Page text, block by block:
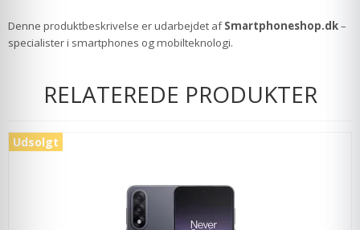
Denne produktbeskrivelse er udarbejdet afSmartphoneshop.dk–
specialister i smartphones og mobilteknologi.
RELATEREDE PRODUKTER
Udsolgt